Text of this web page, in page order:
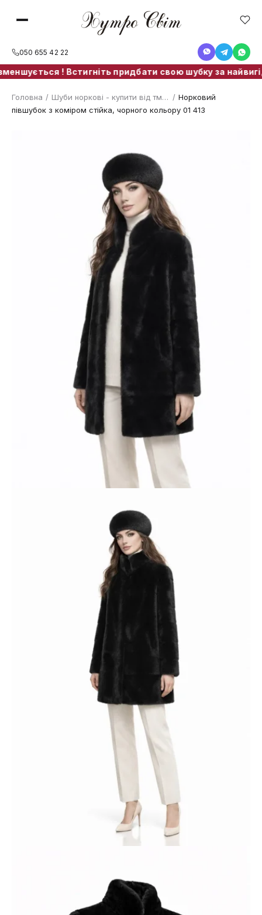
050 655 42 22
! Встигніть придбати свою шубку за
Головна / Шуби норкові - купити від тм. ХутроСвіт Тисмениця / Норковий
півшубок з коміром стійка, чорного кольору 01 413